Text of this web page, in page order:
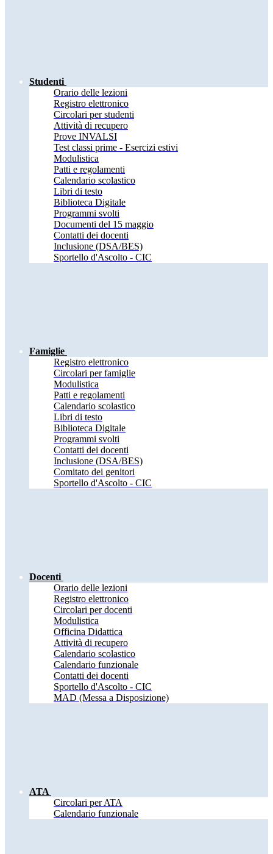
Studenti
Orario delle lezioni
Registro elettronico
Circolari per studenti
Attività di recupero
Prove INVALSI
Test classi prime - Esercizi estivi
Modulistica
Patti e regolamenti
Calendario scolastico
Libri di testo
Biblioteca Digitale
Programmi svolti
Documenti del 15 maggio
Contatti dei docenti
Inclusione (DSA/BES)
Sportello d'Ascolto - CIC
Famiglie
Registro elettronico
Circolari per famiglie
Modulistica
Patti e regolamenti
Calendario scolastico
Libri di testo
Biblioteca Digitale
Programmi svolti
Contatti dei docenti
Inclusione (DSA/BES)
Comitato dei genitori
Sportello d'Ascolto - CIC
Docenti
Orario delle lezioni
Registro elettronico
Circolari per docenti
Modulistica
Officina Didattica
Attività di recupero
Calendario scolastico
Calendario funzionale
Contatti dei docenti
Sportello d'Ascolto - CIC
MAD (Messa a Disposizione)
ATA
Circolari per ATA
Calendario funzionale